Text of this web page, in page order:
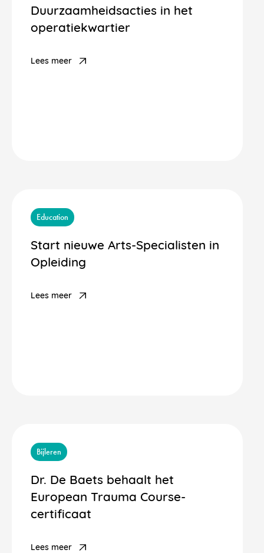
Duurzaamheidsacties in het
operatiekwartier
Lees meer
Education
Start nieuwe Arts-Specialisten in
Opleiding
Lees meer
Bijleren
Dr. De Baets behaalt het
European Trauma Course-
certificaat
Lees meer